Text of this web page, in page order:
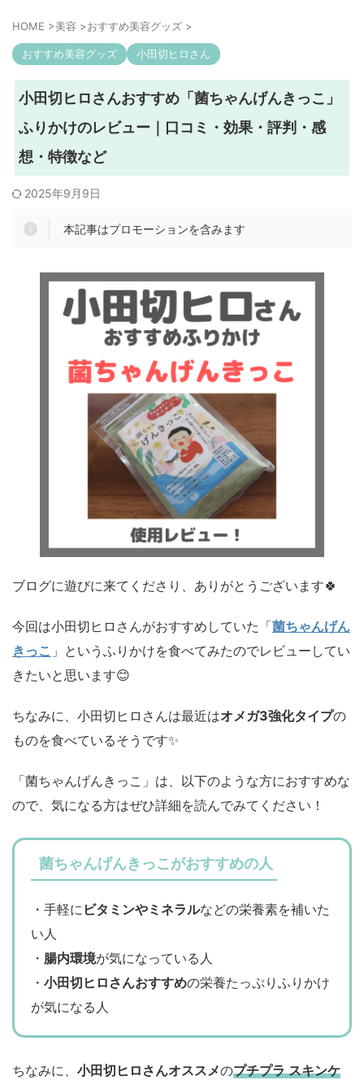
HOME >美容 >おすすめ美容グッズ >
おすすめ美容グッズ 小田切ヒロさん
小田切ヒロさんおすすめ「菌ちゃんげんきっこ」
ふりかけのレビュー｜口コミ・効果・評判・感
想・特徴など
2025年9月9日
本記事はプロモーションを含みます
ブログに遊びに来てくださり、ありがとうございます🍀
今回は小田切ヒロさんがおすすめしていた「菌ちゃんげん
きっこ 」というふりかけを食べてみたのでレビューしてい
きたいと思います😊
ちなみに、小田切ヒロさんは最近はオメガ3強化タイプの
ものを食べているそうです✨
「菌ちゃんげんきっこ」は、以下のような方におすすめな
ので、気になる方はぜひ詳細を読んでみてください！
菌ちゃんげんきっこがおすすめの人
・手軽に ビタミンやミネラルなどの栄養素を補いた
い人
・ 腸内環境が気になっている人
・ 小田切ヒロさんおすすめの栄養たっぷりふりかけ
が気になる人
ちなみに、 小田切ヒロさんオススメのプチプラ スキンケ